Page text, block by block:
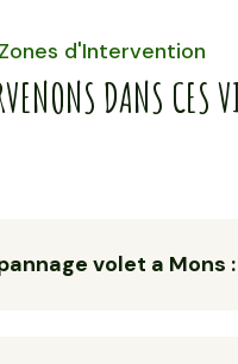
d'Intervention
DANS CES
volet a Mons :